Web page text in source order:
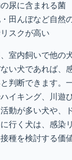
尿に含まれる菌
田んぼなど自然
スクが高い
室内飼いで他の
い犬であれば、
判断できます。
イキング、川遊
動が多い犬や、
行く犬は、感染リ
種を検討する価